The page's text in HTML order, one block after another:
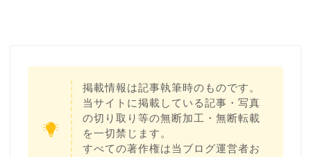
掲載情報は記事執筆時のものです。
当サイトに掲載している記事・写真
の切り取り等の無断加工・無断転載
を一切禁じます。
すべての著作権は当ブログ運営者お